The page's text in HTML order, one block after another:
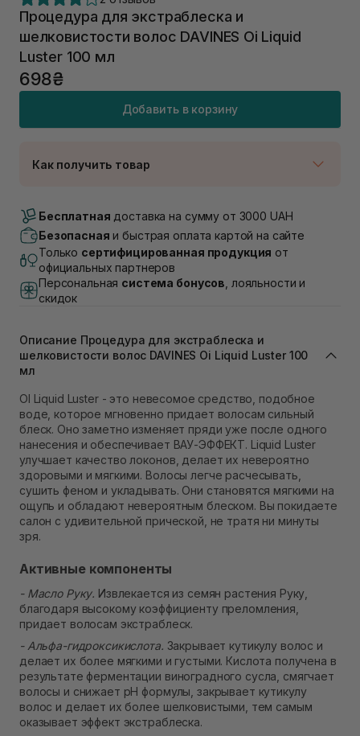
Процедура для экстраблеска и
шелковистости волос DAVINES Oi Liquid
Luster 100 мл
698₴
Добавить в корзину
Как получить товар
Нет в наличии!
Самовывоз г. Луцк, Винниченка 4
Самовывоз г. Львов, ул. Академика Подстригача,
1В (Duck's Lake)
Нет в наличии!
Самовывоз Львов (Ивана Франко 36)
Самовывоз г. Львов ул. Степана Бандеры 43
В наличии
Самовывоз г. Ровно, ул. Кулика и Гудачека 23 (ТЦ
Экватор)
Нет в наличии!
Бесплатная доставка на сумму от 3000 UAH
Безопасная и быстрая оплата картой на сайте
Только сертифицированная продукция от
официальных партнеров
Персональная система бонусов , лояльности и
скидок
Описание Процедура для экстраблеска и
шелковистости волос DAVINES Oi Liquid Luster 100
мл
OI Liquid Luster - это невесомое средство, подобное
воде, которое мгновенно придает волосам сильный
блеск. Оно заметно изменяет пряди уже после одного
нанесения и обеспечивает ВАУ-ЭФФЕКТ. Liquid Luster
улучшает качество локонов, делает их невероятно
здоровыми и мягкими. Волосы легче расчесывать,
сушить феном и укладывать. Они становятся мягкими на
ощупь и обладают невероятным блеском. Вы покидаете
салон с удивительной прической, не тратя ни минуты
зря.
Активные компоненты
- Масло Руку. Извлекается из семян растения Руку,
благодаря высокому коэффициенту преломления,
придает волосам экстраблеск.
- Альфа-гидроксикислота. Закрывает кутикулу волос и
делает их более мягкими и густыми. Кислота получена в
результате ферментации виноградного сусла, смягчает
волосы и снижает рН формулы, закрывает кутикулу
волос и делает их более шелковистыми, тем самым
оказывает эффект экстраблеска.